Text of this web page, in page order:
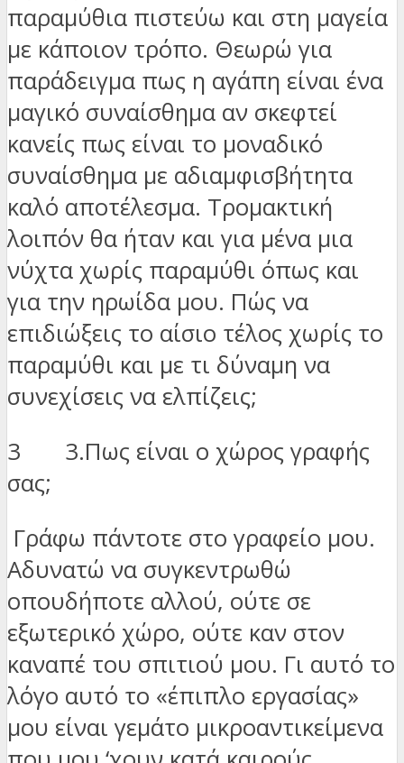
παραμύθια πιστεύω και στη μαγεία
με κάποιον τρόπο. Θεωρώ για
παράδειγμα πως η αγάπη είναι ένα
μαγικό συναίσθημα αν σκεφτεί
κανείς πως είναι το μοναδικό
συναίσθημα με αδιαμφισβήτητα
καλό αποτέλεσμα. Τρομακτική
λοιπόν θα ήταν και για μένα μια
νύχτα χωρίς παραμύθι όπως και
για την ηρωίδα μου. Πώς να
επιδιώξεις το αίσιο τέλος χωρίς το
παραμύθι και με τι δύναμη να
συνεχίσεις να ελπίζεις;
3 3.Πως είναι ο χώρος γραφής
σας;
Γράφω πάντοτε στο γραφείο μου.
Αδυνατώ να συγκεντρωθώ
οπουδήποτε αλλού, ούτε σε
εξωτερικό χώρο, ούτε καν στον
καναπέ του σπιτιού μου. Γι αυτό το
λόγο αυτό το «έπιπλο εργασίας»
μου είναι γεμάτο μικροαντικείμενα